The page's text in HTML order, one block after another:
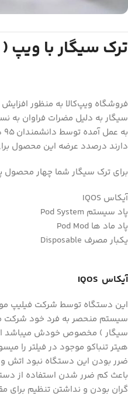
ترک سیگار با ویپ
فروشگاه ویپ‌کالا به منظور
سیگار به دلیل مضرات فراوان به
دارند درصدد عرضه این محصول
برای ترک سیگار شما چهار محصول
آیکاس IQOS
‌پاد سیستم Pod System
پاد ماد ها Pod Mod
یکبار مصرف Disposable
آیکاس IQOS
این دستگاه توسط شرکت فیلیپ
سیستم منحصر به فرد خود شرکت
سیگار ) مخصوص خودش میباشد
هیتر تنباکو موجود در فیلتر را
ضرر بودن این دستگاه نبود اتش و
باعث کم ضرر شدن استفاده از
گران بودن و نداشتن تنظیم برای